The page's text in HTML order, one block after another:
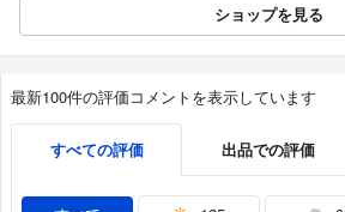
ショップを見る
最新100件の評価コメントを表示しています
すべての評価 出品での評価